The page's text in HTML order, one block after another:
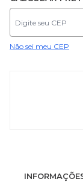
Não sei meu CEP